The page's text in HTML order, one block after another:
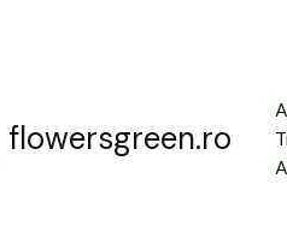
flowersgreen.ro